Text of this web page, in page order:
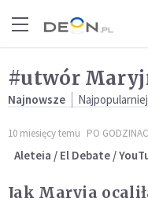
#utwór
Najnowsze
10 miesięcy temu PO
Aleteia / El Debate /
Jak Maryja